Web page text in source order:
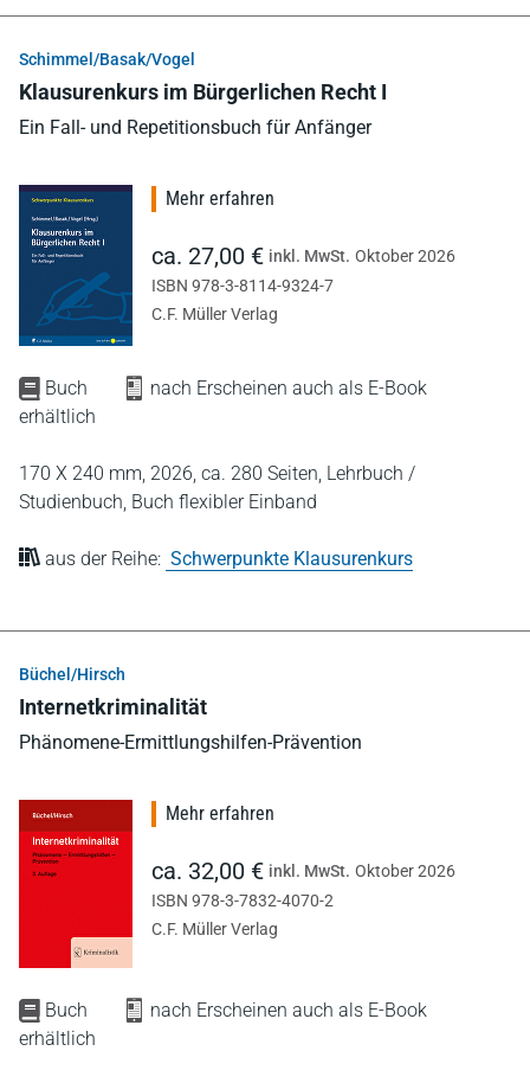
Schimmel/Basak/Vogel
Klausurenkurs im Bürgerlichen Recht I
Ein Fall- und Repetitionsbuch für Anfänger
Buch
nach Erscheinen auch als E-Book
erhältlich
170 X 240 mm, 2026, ca. 280 Seiten, Lehrbuch /
Studienbuch, Buch flexibler Einband
aus der Reihe: Schwerpunkte Klausurenkurs
Mehr erfahren
ca. 27,00 € inkl. MwSt. Oktober 2026
ISBN 978-3-8114-9324-7
C.F. Müller Verlag
Büchel/Hirsch
Internetkriminalität
Phänomene-Ermittlungshilfen-Prävention
Buch
nach Erscheinen auch als E-Book
erhältlich
Mehr erfahren
ca. 32,00 € inkl. MwSt. Oktober 2026
ISBN 978-3-7832-4070-2
C.F. Müller Verlag